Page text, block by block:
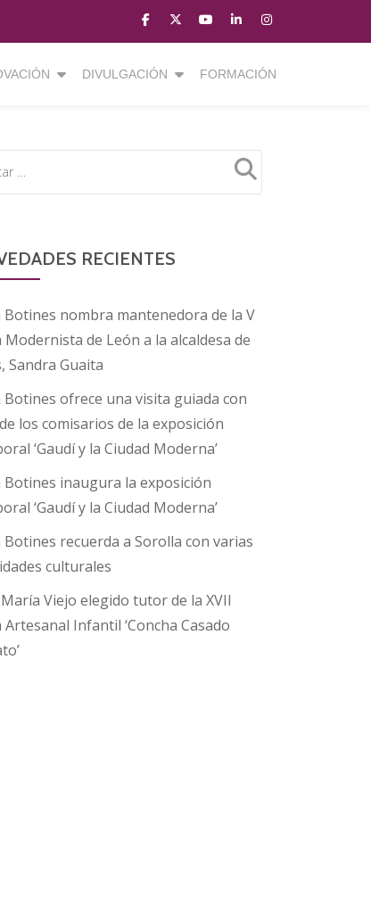
fa-
facebook
fa-
brands
fa-
fa-
youtube-
play
fa-
linkedin
fa-
instagram
DIVULGACIÓN FORMACIÓN
RECIENTES
Botines nombra mantenedora de la V
Modernista de León a la alcaldesa de
Sandra Guaita
Botines ofrece una visita guiada con
los comisarios de la exposición
‘Gaudí y la Ciudad Moderna’
Botines inaugura la exposición
‘Gaudí y la Ciudad Moderna’
Botines recuerda a Sorolla con varias
culturales
María Viejo elegido tutor de la XVII
Artesanal Infantil ‘Concha Casado